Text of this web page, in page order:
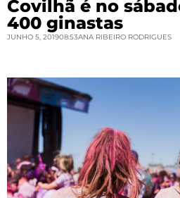
Covilhã é no
400 ginastas
JUNHO 5, 201908:53ANA RIBEIRO RODRIGUES